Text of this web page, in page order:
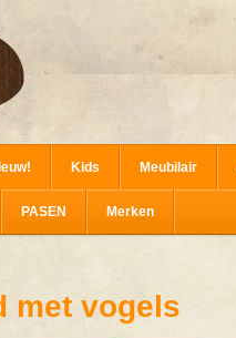
Kids Meubilair
PASEN Merken
met vogels